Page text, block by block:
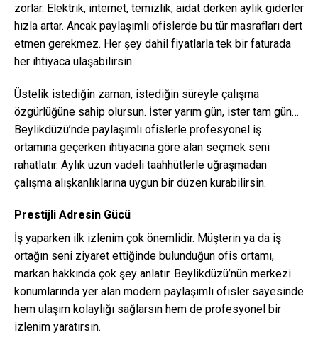
zorlar. Elektrik, internet, temizlik, aidat derken aylık giderler
hızla artar. Ancak paylaşımlı ofislerde bu tür masrafları dert
etmen gerekmez. Her şey dahil fiyatlarla tek bir faturada
her ihtiyaca ulaşabilirsin.
Üstelik istediğin zaman, istediğin süreyle çalışma
özgürlüğüne sahip olursun. İster yarım gün, ister tam gün…
Beylikdüzü’nde paylaşımlı ofislerle profesyonel iş
ortamına geçerken ihtiyacına göre alan seçmek seni
rahatlatır. Aylık uzun vadeli taahhütlerle uğraşmadan
çalışma alışkanlıklarına uygun bir düzen kurabilirsin.
Prestijli Adresin Gücü
İş yaparken ilk izlenim çok önemlidir. Müşterin ya da iş
ortağın seni ziyaret ettiğinde bulunduğun ofis ortamı,
markan hakkında çok şey anlatır. Beylikdüzü’nün merkezi
konumlarında yer alan modern paylaşımlı ofisler sayesinde
hem ulaşım kolaylığı sağlarsın hem de profesyonel bir
izlenim yaratırsın.